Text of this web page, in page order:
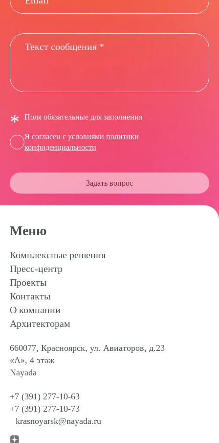
Задать вопрос
* Поля обязательные для заполнения
Я согласен с условиями политики
конфиденциальности
Меню
Комплексные решения
Пресс-центр
Проекты
Контакты
О компании
Архитекторам
660077, Красноярск, ул. Авиаторов, д.23
«А», 4 этаж
Nayada
+7 (391) 277-10-63
+7 (391) 277-10-73
krasnoyarsk@nayada.ru